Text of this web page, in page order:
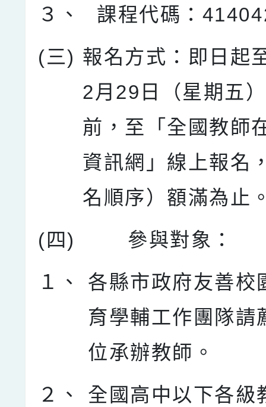
３、
課程代碼：
(三) 報名方式：即日起
2月29日（星期五
前，至「全國教師
資訊網」線上報名
名順序）額滿為止
(四)
參與對象：
１、
各縣市政府友善校
育學輔工作團隊請
位承辦教師。
２、
全國高中以下各級